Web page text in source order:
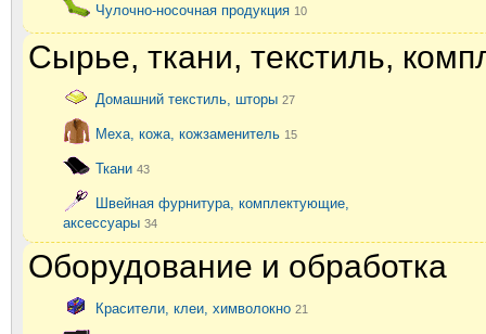
Чулочно-носочная продукция 10
Сырье, ткани, текстиль,
Домашний текстиль, шторы 27
Меха, кожа, кожзаменитель 15
Ткани 43
Швейная фурнитура, комплектующие,
аксессуары 34
Оборудование и обработка
Красители, клеи, химволокно 21